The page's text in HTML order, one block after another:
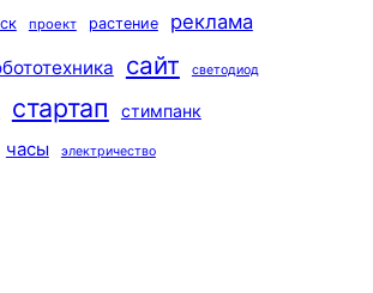
проект растение реклама
сайт светодиод
стартап стимпанк
часы электричество